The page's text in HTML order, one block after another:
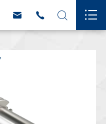
   